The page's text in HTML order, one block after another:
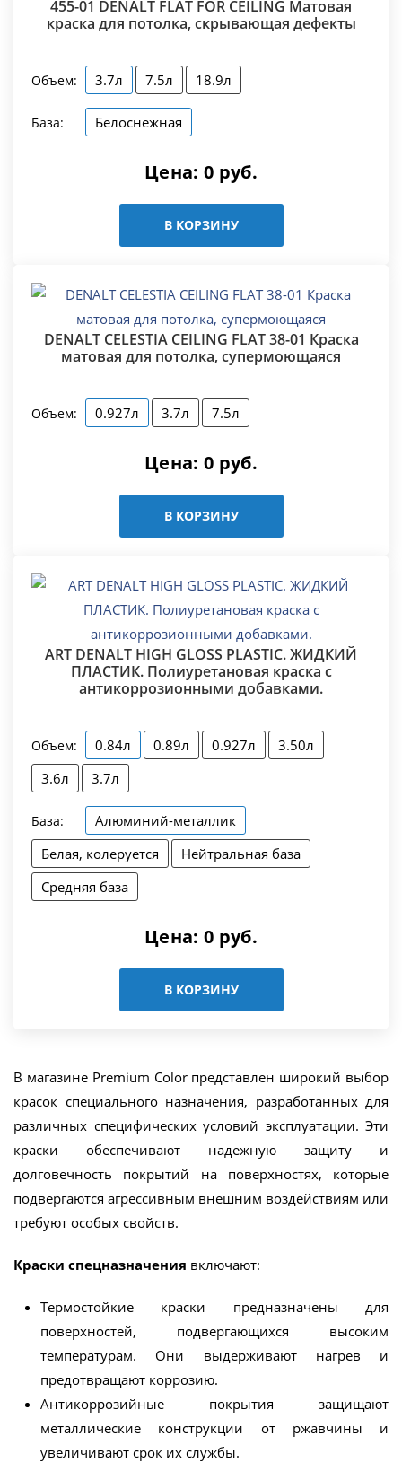
455-01 DENALT FLAT FOR CEILING Матовая
краска для потолка, скрывающая дефекты
Объем: 3.7л 7.5л 18.9л
База: Белоснежная
Цена: 0 руб.
В КОРЗИНУ
DENALT CELESTIA CEILING FLAT 38-01 Краска
матовая для потолка, супермоющаяся
Объем: 0.927л 3.7л 7.5л
Цена: 0 руб.
В КОРЗИНУ
ART DENALT HIGH GLOSS PLASTIC. ЖИДКИЙ
ПЛАСТИК. Полиуретановая краска с
антикоррозионными добавками.
Объем: 0.84л 0.89л 0.927л
3.50л
3.6л
3.7л
База:
Алюминий-металлик
Белая, колеруется
Нейтральная база
Средняя база
Цена: 0 руб.
В КОРЗИНУ
В магазине Premium Color представлен широкий выбор
красок специального назначения, разработанных для
различных специфических условий эксплуатации. Эти
краски обеспечивают надежную защиту и
долговечность покрытий на поверхностях, которые
подвергаются агрессивным внешним воздействиям или
требуют особых свойств.
Краски спецназначения включают:
Термостойкие краски предназначены для
поверхностей, подвергающихся высоким
температурам. Они выдерживают нагрев и
предотвращают коррозию.
Антикоррозийные покрытия защищают
металлические конструкции от ржавчины и
увеличивают срок их службы.